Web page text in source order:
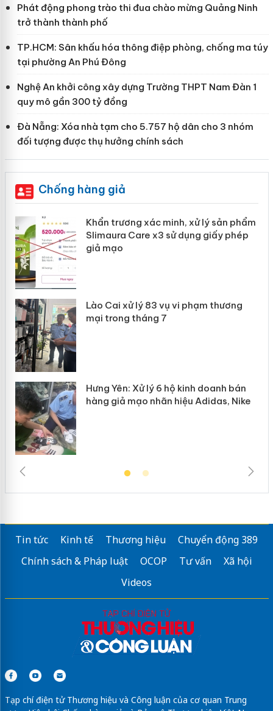
Phát động phong trào thi đua chào mừng Quảng Ninh
trở thành thành phố
TP.HCM: Sân khấu hóa thông điệp phòng, chống ma túy
tại phường An Phú Đông
Nghệ An khởi công xây dựng Trường THPT Nam Đàn 1
quy mô gần 300 tỷ đồng
Đà Nẵng: Xóa nhà tạm cho 5.757 hộ dân cho 3 nhóm
đối tượng được thụ hưởng chính sách
Chống hàng giả
Khẩn trương xác minh, xử lý sản phẩm
Slimaura Care x3 sử dụng giấy phép
giả mạo
Lào Cai xử lý 83 vụ vi phạm thương
mại trong tháng 7
Hưng Yên: Xử lý 6 hộ kinh doanh bán
hàng giả mạo nhãn hiệu Adidas, Nike
Tin tức Kinh tế Thương hiệu
Chuyển động 389
Chính sách & Pháp luật
OCOP Tư vấn
Xã hội
Videos
Tạp chí điện tử Thương hiệu và Công luận của cơ quan Trung